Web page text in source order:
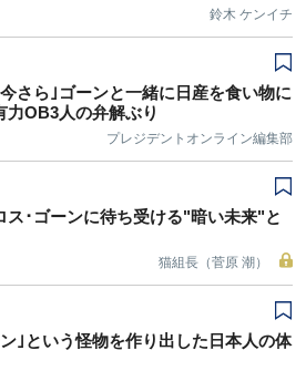
鈴木 ケンイチ
さら｣ゴーンと一緒に日産を食い物に
力OB3人の弁解ぶり
プレジデントオンライン編集部
ス･ゴーンに待ち受ける"暗い未来"と
猫組長（菅原 潮）
｣という怪物を作り出した日本人の体